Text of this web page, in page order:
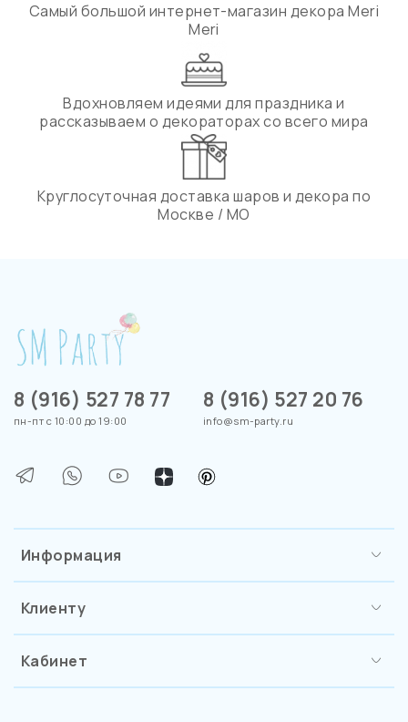
Самый большой интернет-магазин декора Meri
Meri
Вдохновляем идеями для праздника и
рассказываем о декораторах со всего мира
Круглосуточная доставка шаров и декора по
Москве / МО
Информация
Клиенту
Кабинет
8 (916) 527 78 77
пн-пт с 10:00 до 19:00
8 (916) 527 20 76
info@sm-party.ru